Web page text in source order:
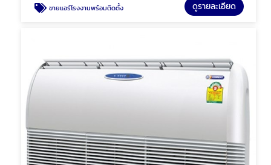
ขายแอร์โรงงานพร้อมติดตั้ง ดูรายละเอียด